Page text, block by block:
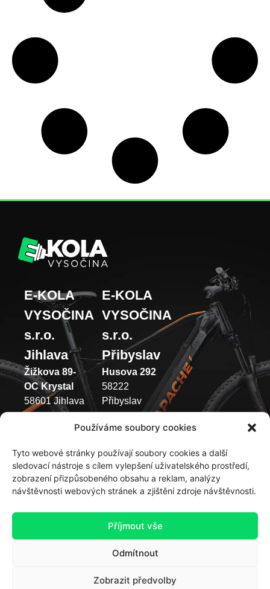
Používáme soubory cookies
Tyto webové stránky používají soubory cookies a další
sledovací nástroje s cílem vylepšení uživatelského prostředí,
zobrazení přizpůsobeného obsahu a reklam, analýzy
návštěvnosti webových stránek a zjištění zdroje návštěvnosti.
Příjmout vše
Odmítnout
Zobrazit předvolby
E-KOLA
VYSOČINA
s.r.o.
Jihlava
Žižkova 89-
OC Krystal
58601 Jihlava
(+420) 733 371
Pondělí –
Pátek 9:00 –
12:00 | 13:00
E-KOLA
VYSOČINA
s.r.o.
Přibyslav
Husova 292
58222
Přibyslav
(+420) 737 433
Pondělí –
Pátek 9:00 –
12:00 | 13:00
12:00
Neděle: